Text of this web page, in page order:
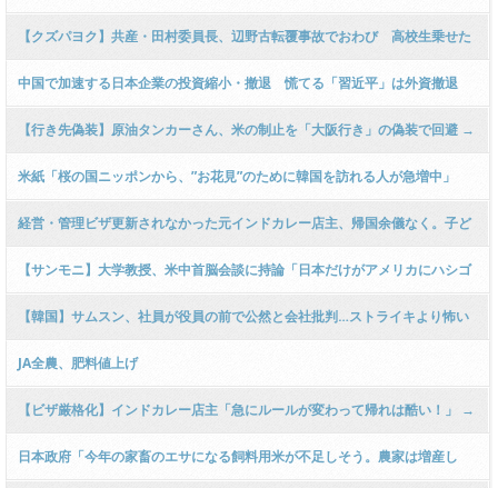
ｗｗｗｗｗｗｗｗｗｗｗｗｗｗｗｗｗｗ
【クズパヨク】共産・田村委員長、辺野古転覆事故でおわび 高校生乗せた
こと「重大な誤り」
中国で加速する日本企業の投資縮小・撤退 慌てる「習近平」は外資撤退
「妨害策」を発令
【行き先偽装】原油タンカーさん、米の制止を「大阪行き」の偽装で回避 →
パスするや行き先を「中国」に変更する卑怯極まる手口がネットで話題に ｗ
ｗｗｗｗｗｗｗｗｗｗｗｗ
米紙「桜の国ニッポンから、”お花見”のために韓国を訪れる人が急増中」
[5/17] [昆虫図鑑★]
経営・管理ビザ更新されなかった元インドカレー店主、帰国余儀なく。子ど
もへの影響も
【サンモニ】大学教授、米中首脳会談に持論「日本だけがアメリカにハシゴ
を外されてしまった！トランプは日本が台湾を支持しすぎて日中関係が悪化
してると思ってる！」ｗｗｗ
【韓国】サムスン、社員が役員の前で公然と会社批判…ストライキより怖い
内部の組織崩壊…「SKの求人が出ると部下の90％以上が応募する」
JA全農、肥料値上げ
【ビザ厳格化】インドカレー店主「急にルールが変わって帰れは酷い！」 →
小野田大臣「３年の猶予期間という配慮があるのだが？」ｗｗｗｗｗｗｗｗ
日本政府「今年の家畜のエサになる飼料用米が不足しそう。農家は増産し